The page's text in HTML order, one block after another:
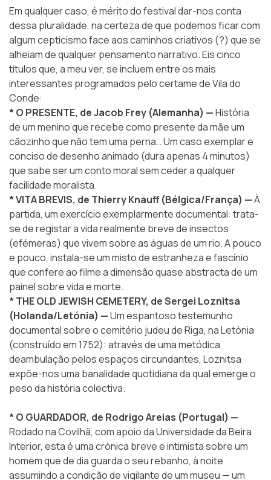
Em qualquer caso, é mérito do festival dar-nos conta
dessa pluralidade, na certeza de que podemos ficar com
algum cepticismo face aos caminhos criativos (?) que se
alheiam de qualquer pensamento narrativo. Eis cinco
títulos que, a meu ver, se incluem entre os mais
interessantes programados pelo certame de Vila do
Conde:
* O PRESENTE, de Jacob Frey (Alemanha) —História
de um menino que recebe como presente da mãe um
cãozinho que não tem uma perna… Um caso exemplar e
conciso de desenho animado (dura apenas 4 minutos)
que sabe ser um conto moral sem ceder a qualquer
facilidade moralista.
* VITA BREVIS, de Thierry Knauff (Bélgica/França) —À
partida, um exercício exemplarmente documental: trata-
se de registar a vida realmente breve de insectos
(efémeras) que vivem sobre as águas de um rio. A pouco
e pouco, instala-se um misto de estranheza e fascínio
que confere ao filme a dimensão quase abstracta de um
painel sobre vida e morte.
* THE OLD JEWISH CEMETERY, de Sergei Loznitsa
(Holanda/Letónia) —Um espantoso testemunho
documental sobre o cemitério judeu de Riga, na Letónia
(construído em 1752): através de uma metódica
deambulação pelos espaços circundantes, Loznitsa
expõe-nos uma banalidade quotidiana da qual emerge o
peso da história colectiva.
* O GUARDADOR, de Rodrigo Areias (Portugal) —
Rodado na Covilhã, com apoio da Universidade da Beira
Interior, esta é uma crónica breve e intimista sobre um
homem que de dia guarda o seu rebanho, à noite
assumindo a condição de vigilante de um museu — um